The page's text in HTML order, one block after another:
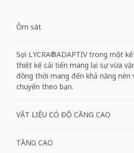
Ôm sát
Sợi LYCRA®ADAPTIV trong một
thiết kế cải tiến mang lại sự vừa
đồng thời mang đến khả năng nén
chuyển theo bạn.
VẬT LIỆU CÓ ĐỘ CĂNG CAO
TĂNG CAO